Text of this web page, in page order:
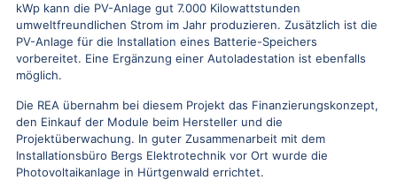
kWp kann die PV-Anlage gut 7.000 Kilowattstunden
umweltfreundlichen Strom im Jahr produzieren. Zusätzlich ist die
PV-Anlage für die Installation eines Batterie-Speichers
vorbereitet. Eine Ergänzung einer Autoladestation ist ebenfalls
möglich.
Die REA übernahm bei diesem Projekt das Finanzierungskonzept,
den Einkauf der Module beim Hersteller und die
Projektüberwachung. In guter Zusammenarbeit mit dem
Installationsbüro Bergs Elektrotechnik vor Ort wurde die
Photovoltaikanlage in Hürtgenwald errichtet.